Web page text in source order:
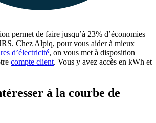
permet de faire jusqu’à 23% d’économies
Chez Alpiq, pour vous aider à mieux
d’électricité, on vous met à disposition
compte client. Vous y avez accès en kWh et
à la courbe de